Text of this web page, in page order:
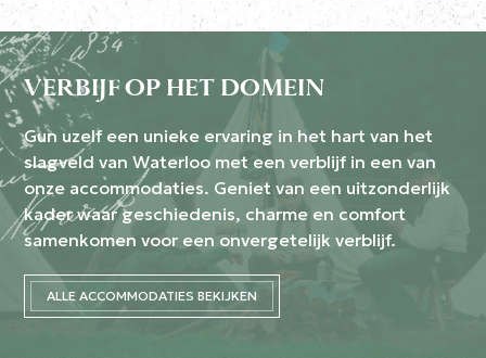
VERBIJF OP HET DOMEIN
Gun uzelf een unieke ervaring in het hart van het
slagveld van Waterloo met een verblijf in een van
onze accommodaties. Geniet van een uitzonderlijk
kader waar geschiedenis, charme en comfort
samenkomen voor een onvergetelijk verblijf.
ALLE ACCOMMODATIES BEKIJKEN